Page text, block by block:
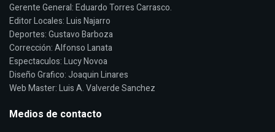
Gerente General: Eduardo Torres Carrasco.
Editor Locales: Luis Najarro
Deportes: Gustavo Barboza
Corrección: Alfonso Lanata
Espectaculos: Lucy Novoa
Diseño Grafico: Joaquin Linares
Web Master: Luis A. Valverde Sanchez
Medios de contacto